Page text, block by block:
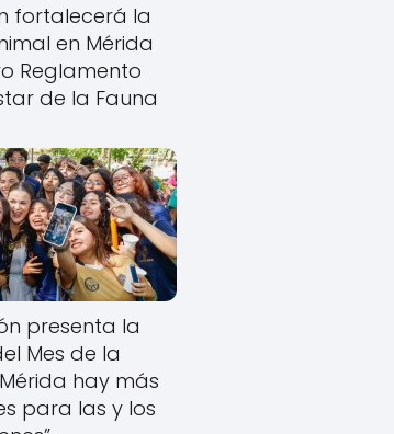
fortalecerá la
en Mérida
Reglamento
de la Fauna
presenta la
Mes de la
hay más
para las y los